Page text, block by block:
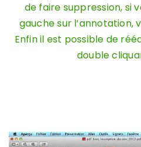
de faire suppression, si
gauche sur l’annotation,
Enfin il est possible de
double